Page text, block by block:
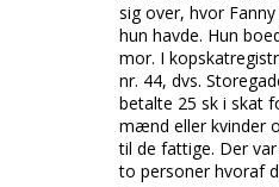
sig over, hvor
hun havde. Hun
mor. I
nr. 44, dvs.
betalte 25 sk i skat
mænd eller kvinder
til de fattige. Der
to personer hvoraf